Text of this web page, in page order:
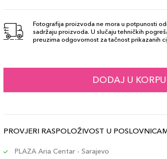
Fotografija proizvoda ne mora u potpunosti
sadržaju proizvoda. U slučaju tehničkih
preuzima odgovornost za tačnost prikazanih
DODAJ U KORPU
PROVJERI RASPOLOŽIVOST U
PLAZA Aria Centar - Sarajevo